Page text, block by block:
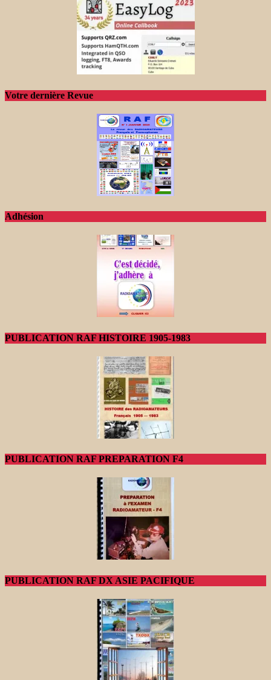
Votre dernière Revue
Adhésion
PUBLICATION RAF HISTOIRE 1905-1983
PUBLICATION RAF PREPARATION F4
PUBLICATION RAF DX ASIE PACIFIQUE